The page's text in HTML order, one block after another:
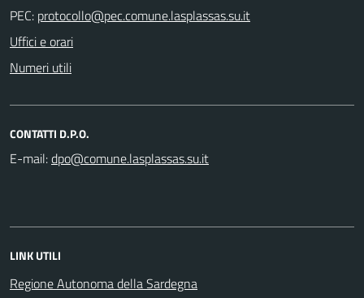
PEC:
Uffici e orari
Numeri utili
CONTATTI D.P.O.
E-mail:
LINK UTILI
Regione Autonoma della Sardegna